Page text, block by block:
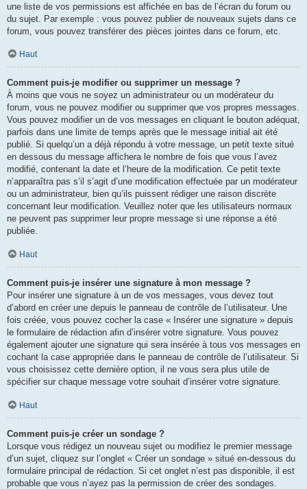
une liste de vos permissions est affichée en bas de l’écran du forum ou
du sujet. Par exemple : vous pouvez publier de nouveaux sujets dans ce
forum, vous pouvez transférer des pièces jointes dans ce forum, etc.
Haut
Comment puis-je modifier ou supprimer un message ?
À moins que vous ne soyez un administrateur ou un modérateur du
forum, vous ne pouvez modifier ou supprimer que vos propres messages.
Vous pouvez modifier un de vos messages en cliquant le bouton adéquat,
parfois dans une limite de temps après que le message initial ait été
publié. Si quelqu’un a déjà répondu à votre message, un petit texte situé
en dessous du message affichera le nombre de fois que vous l’avez
modifié, contenant la date et l’heure de la modification. Ce petit texte
n’apparaîtra pas s’il s’agit d’une modification effectuée par un modérateur
ou un administrateur, bien qu’ils puissent rédiger une raison discrète
concernant leur modification. Veuillez noter que les utilisateurs normaux
ne peuvent pas supprimer leur propre message si une réponse a été
publiée.
Haut
Comment puis-je insérer une signature à mon message ?
Pour insérer une signature à un de vos messages, vous devez tout
d’abord en créer une depuis le panneau de contrôle de l’utilisateur. Une
fois créée, vous pouvez cocher la case « Insérer une signature » depuis
le formulaire de rédaction afin d’insérer votre signature. Vous pouvez
également ajouter une signature qui sera insérée à tous vos messages en
cochant la case appropriée dans le panneau de contrôle de l’utilisateur. Si
vous choisissez cette dernière option, il ne vous sera plus utile de
spécifier sur chaque message votre souhait d’insérer votre signature.
Haut
Comment puis-je créer un sondage ?
Lorsque vous rédigez un nouveau sujet ou modifiez le premier message
d’un sujet, cliquez sur l’onglet « Créer un sondage » situé en-dessous du
formulaire principal de rédaction. Si cet onglet n’est pas disponible, il est
probable que vous n’ayez pas la permission de créer des sondages.